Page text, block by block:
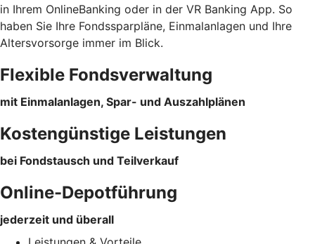
in Ihrem OnlineBanking oder in der VR Banking App. So
haben Sie Ihre Fondssparpläne, Einmalanlagen und Ihre
Altersvorsorge immer im Blick.
Flexible Fondsverwaltung
mit Einmalanlagen, Spar- und Auszahlplänen
Kostengünstige Leistungen
bei Fondstausch und Teilverkauf
Online-Depotführung
jederzeit und überall